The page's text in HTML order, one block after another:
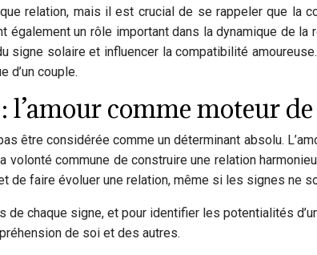
relation, mais il est crucial de se rappeler que la
un rôle important dans la dynamique de la
solaire et influencer la compatibilité
d’un couple.
l’amour comme moteur
être considérée comme un déterminant absolu.
commune de construire une relation
de faire évoluer une relation, même si les signes ne
chaque signe, et pour identifier les potentialités
de soi et des autres.